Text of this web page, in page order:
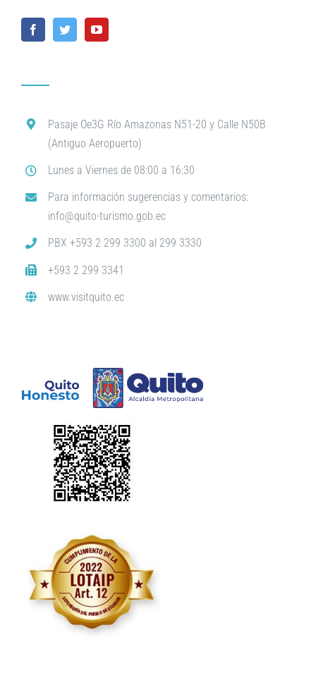
Pasaje Oe3G Río Amazonas N51-20 y Calle N50B
(Antiguo Aeropuerto)
Lunes a Viernes de 08:00 a 16:30
Para información sugerencias y comentarios:
info@quito-turismo.gob.ec
PBX +593 2 299 3300 al 299 3330
+593 2 299 3341
www.visitquito.ec